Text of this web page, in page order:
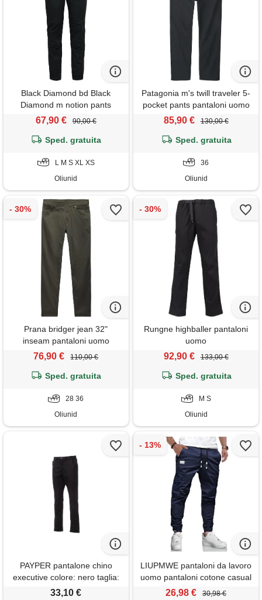
Black Diamond bd Black
Diamond m notion pants
pantaloni uomo
67,90 € 90,00 €
Sped. gratuita
L M S XL XS
Oliunid
Patagonia m's twill traveler 5-
pocket pants pantaloni uomo
85,90 € 130,00 €
Sped. gratuita
36
Oliunid
Prana bridger jean 32"
inseam pantaloni uomo
76,90 € 110,00 €
Sped. gratuita
28 36
Oliunid
Rungne highballer pantaloni
uomo
92,90 € 133,00 €
Sped. gratuita
M S
Oliunid
PAYPER pantalone chino
executive colore: nero taglia:
xl
33,10 €
LIUPMWE pantaloni da lavoro
uomo pantaloni cotone casual
jogging pantaloni sportivi slim
26,98 € 30,98 €